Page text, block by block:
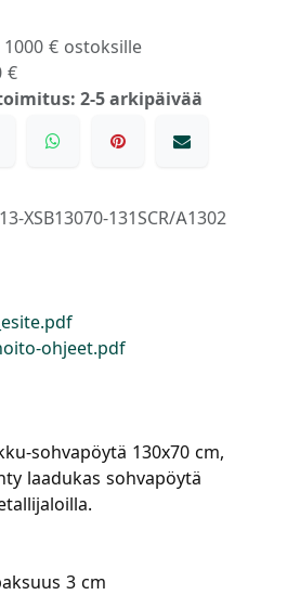
€ ostoksille
€
2-5 arkipäivää
XSB13070-131SCR/A1302
ohjeet.pdf
sohvapöytä 130x70 cm,
laadukas sohvapöytä
3 cm